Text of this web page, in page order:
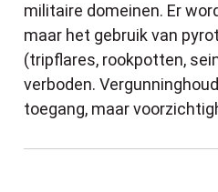
militaire domeinen. Er
maar het gebruik van
(tripflares, rookpotten,
verboden.
toegang, maar